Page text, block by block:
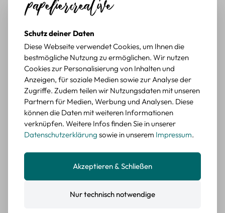
Stiel.
Retro Sticker Scrapbooking Set – Mix aus
Labels, Blumen und Figuren
Farbe: F
Durchschnittliche Bewertung von 5 von 5 Sternen
Erika G. diesen Monat Verifizierter Kauf
Tolle Sticker
Schöne Deko-Teile für meine Bücher, es passt zu meinem
Stiel.
BEWERTETER ARTIKEL
Labels, Blumen und Figuren
Durchschnittliche Bewertung von 5 von 5 Sternen
Erika G.diesen Monat Verifizierter Kauf
Schutz deiner Daten
Diese Webseite verwendet Cookies, um Ihnen die
bestmögliche Nutzung zu ermöglichen. Wir nutzen
Cookies zur Personalisierung von Inhalten und
Anzeigen, für soziale Medien sowie zur Analyse der
Zugriffe. Zudem teilen wir Nutzungsdaten mit unseren
Partnern für Medien, Werbung und Analysen. Diese
können die Daten mit weiteren Informationen
verknüpfen. Weitere Infos finden Sie in unserer
Datenschutzerklärung sowie in unserem Impressum.
Nur technisch notwendige
Akzeptieren & Schließen